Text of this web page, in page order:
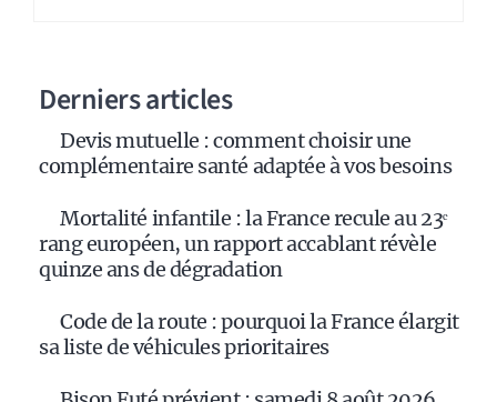
Derniers articles
Devis mutuelle : comment choisir une
complémentaire santé adaptée à vos besoins
Mortalité infantile : la France recule au 23ᵉ
rang européen, un rapport accablant révèle
quinze ans de dégradation
Code de la route : pourquoi la France élargit
sa liste de véhicules prioritaires